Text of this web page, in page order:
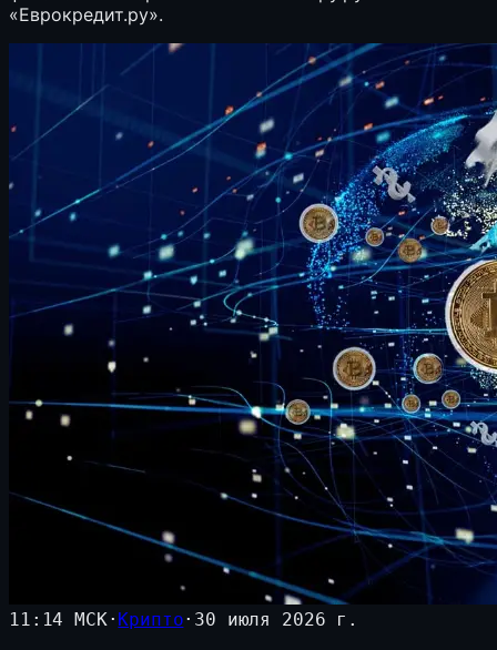
«Еврокредит.ру».
11:14 МСК· Крипто· 30 июля 2026 г.